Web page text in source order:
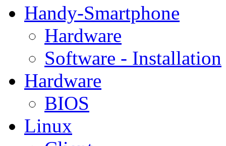
Handy-Smartphone
Hardware
Software - Installation
Hardware
BIOS
Linux